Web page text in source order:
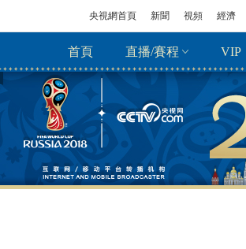
央視網首頁 新聞 視頻 經濟
首頁 直播/賽程 VIP